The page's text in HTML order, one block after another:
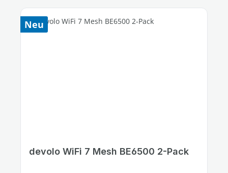
Neu
devolo WiFi 7 Mesh BE6500 2-Pack